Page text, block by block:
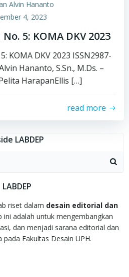
Alvin Hananto
4, 2023
No. 5: KOMA DKV 2023
KOMA DKV 2023 ISSN2987-
Hananto, S.Sn., M.Ds. –
HarapanEllis […]
read more
LABDEP
LABDEP
riset dalam desain editorial dan
ini adalah untuk mengembangkan
dan menjadi sarana editorial dan
pada Fakultas Desain UPH.